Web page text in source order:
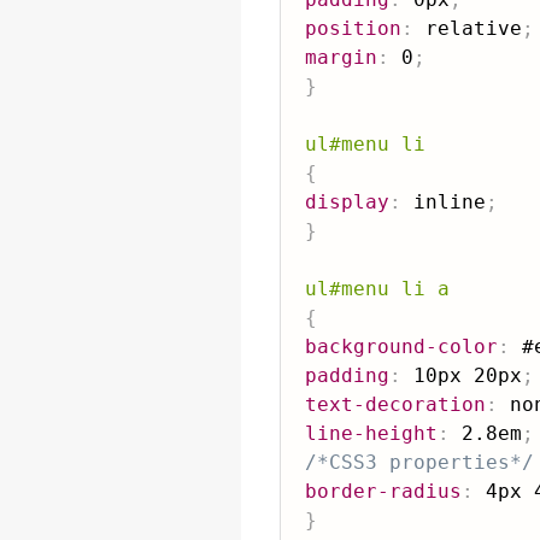
position : relative ;
margin : 0 ;
}
ul#menu li
{
display : inline ;
}
ul#menu li a
{
background-color :
padding : 10px 20px ;
text-decoration :
line-height : 2.8em ;
/*CSS3 properties*/
border-radius : 4px
}